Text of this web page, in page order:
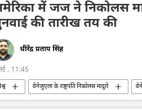
में जज ने निकोलस
की तारीख तय की
धीरेंद्र प्रताप सिंह
, 11:45
वेनेजुएला के राष्ट्रपति निकोलस मादुरो
डीसी
व्हाइट हाउस डॉनल्ड ट्रम्प